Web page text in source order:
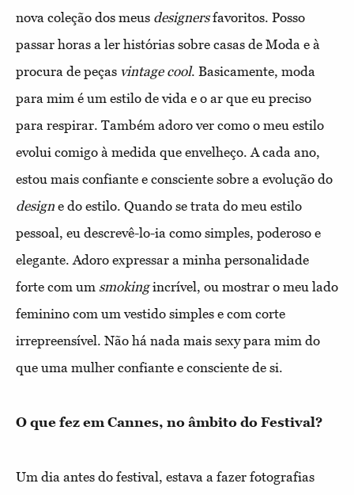
nova coleção dos meus designersfavoritos. Posso
passar horas a ler histórias sobre casas de Moda e à
procura de peças vintage cool. Basicamente, moda
para mim é um estilo de vida e o ar que eu preciso
para respirar. Também adoro ver como o meu estilo
evolui comigo à medida que envelheço. A cada ano,
estou mais confiante e consciente sobre a evolução do
design e do estilo. Quando se trata do meu estilo
pessoal, eu descrevê-lo-ia como simples, poderoso e
elegante. Adoro expressar a minha personalidade
forte com um smokingincrível, ou mostrar o meu lado
feminino com um vestido simples e com corte
irrepreensível. Não há nada mais sexy para mim do
que uma mulher confiante e consciente de si.
O que fez em Cannes, no âmbito do Festival?
Um dia antes do festival, estava a fazer fotografias